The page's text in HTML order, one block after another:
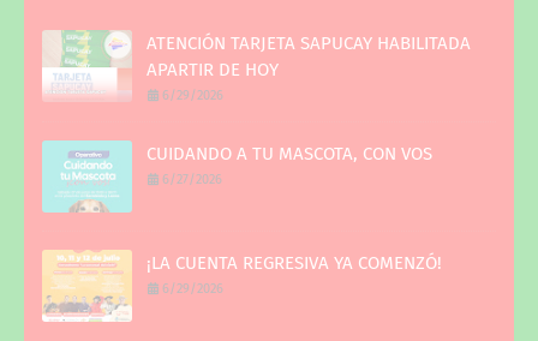
ATENCIÓN TARJETA SAPUCAY HABILITADA
APARTIR DE HOY
6/29/2026
CUIDANDO A TU MASCOTA, CON VOS
6/27/2026
¡LA CUENTA REGRESIVA YA COMENZÓ!
6/29/2026